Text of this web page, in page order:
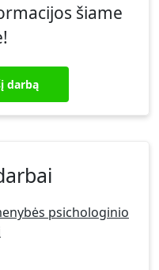
šiame
darbą
psichologinio